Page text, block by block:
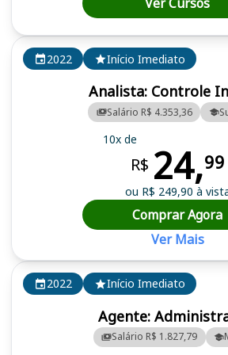
2022 Início Imediato
Agente:
Salário R$ 1.827,79
2022 Início Imediato
Analista: Controle
Salário R$ 4.353,36
10x de
R$ 24,99
ou R$ 249,90 à
Comprar Agora
Ver Mais